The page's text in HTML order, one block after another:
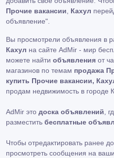
Прочие вакансии
Кахул
объявление"
Вы просмотрели объявления в
Кахул на сайте AdMir - мир
можете найти объявления от
магазинов по темам продажа
купить Прочие вакансии,
продам недвижимость в городе
AdMir это доска объявлений ,
разместить бесплатные
Чтобы отредактировать ранее
просмотреть сообщения на